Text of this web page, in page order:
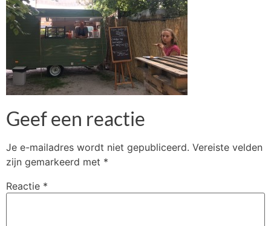
Geef een reactie
Je e-mailadres wordt niet gepubliceerd. Vereiste velden
zijn gemarkeerd met *
Reactie *